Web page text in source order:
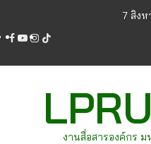
content
7 สิง
facebook
youtube
instagram
tiktok
งานสื่อสารองค์กร